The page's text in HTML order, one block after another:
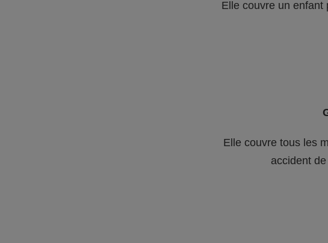
Elle couvre un enfant
Elle couvre tous les
accident